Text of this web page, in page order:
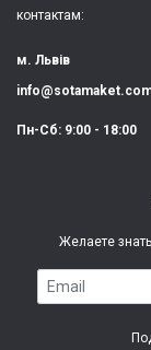
Качество:
Гарантия:
контактам:
м. Львів
Пн-Сб: 9:00 - 18:00
Желаете
Email